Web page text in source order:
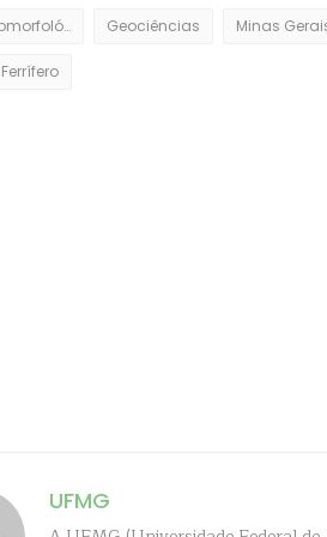
Evolução geomorfológica Geociências Minas
UFMG